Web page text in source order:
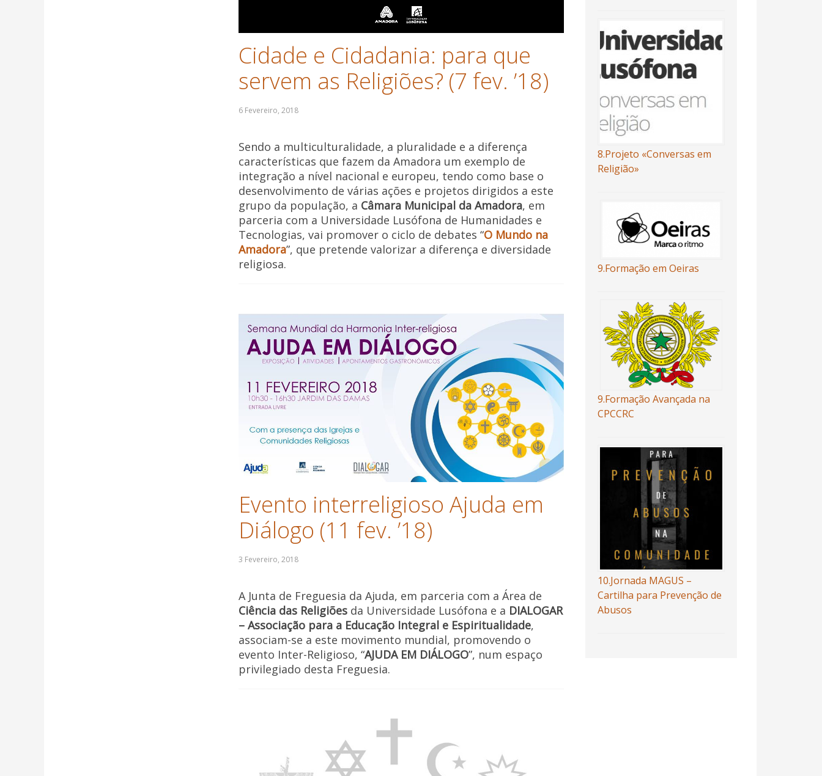
Cidade e Cidadania: para que
servem as Religiões? (7 fev. ’18)
Sendo a multiculturalidade, a pluralidade e a diferença
características que fazem da Amadora um exemplo de
integração a nível nacional e europeu, tendo como base o
desenvolvimento de várias ações e projetos dirigidos a este
grupo da população, a Câmara Municipal da Amadora, em
parceria com a Universidade Lusófona de Humanidades e
Tecnologias, vai promover o ciclo de debates “O Mundo na
Amadora”, que pretende valorizar a diferença e diversidade
religiosa.
Evento interreligioso Ajuda em
Diálogo (11 fev. ’18)
A Junta de Freguesia da Ajuda, em parceria com a Área de
Ciência das Religiões da Universidade Lusófona e a DIALOGAR
– Associação para a Educação Integral e Espiritualidade,
associam-se a este movimento mundial, promovendo o
evento Inter-Religioso, “AJUDA EM DIÁLOGO”, num espaço
privilegiado desta Freguesia.
8.Projeto «Conversas em
Religião»
9.Formação em Oeiras
9.Formação Avançada na
CPCCRC
10.Jornada MAGUS –
Cartilha para Prevenção de
Abusos